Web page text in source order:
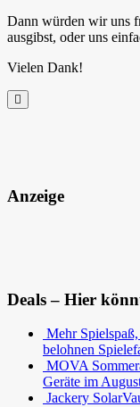
Dann würden wir uns
ausgibst, oder uns
Vielen Dank!
Anzeige
Deals – Hier
Mehr
belohnen
MOVA
Geräte im
Jackery